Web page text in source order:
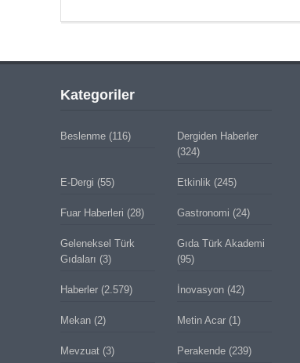
Kategoriler
Beslenme(116)
Dergiden Haberler
(324)
E-Dergi (55) Etkinlik (245)
Fuar Haberleri (28) Gastronomi (24)
Geleneksel Türk
Gıdaları (3)
Gıda Türk Akademi
(95)
Haberler(2.579) İnovasyon(42)
Mekan(2) Metin Acar(1)
Mevzuat(3) Perakende(239)